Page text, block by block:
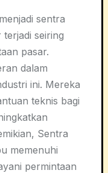
sentra
seiring
pasar.
dalam
ini. Mereka
teknis bagi
Sentra
memenuhi
permintaan